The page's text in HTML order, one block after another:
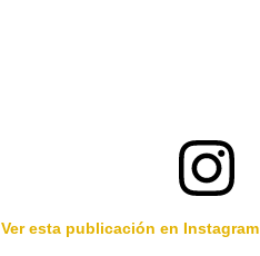
Ver esta publicación en Instagram